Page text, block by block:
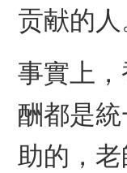
贡献的人
事實上
酬都是
助的，